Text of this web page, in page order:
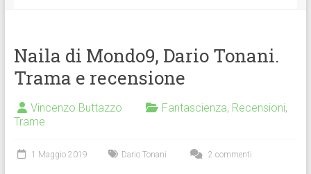
Naila di Mondo9, Dario Tonani.
Trama e recensione
Vincenzo Buttazzo Fantascienza, Recensioni,
Trame
1 Maggio 2019 Dario Tonani 2 commenti